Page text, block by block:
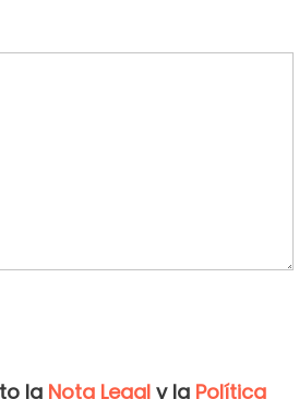
la Nota Legal y la Política